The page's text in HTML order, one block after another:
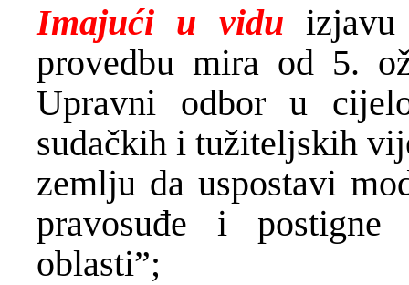
Imajući u vidu
provedbu mira od 5.
Upravni odbor u
sudačkih i tužiteljskih
zemlju da uspostavi
pravosuđe i postigne
oblasti”;